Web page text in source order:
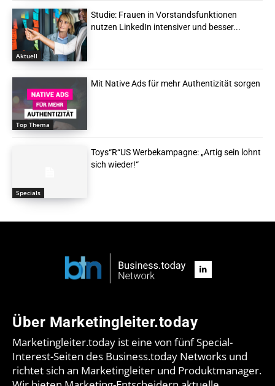
Aktuell
Studie: Frauen in Vorstandsfunktionen
nutzen LinkedIn intensiver und besser...
Top Thema
Mit Native Ads für mehr Authentizität sorgen
Specials
Toys“R“US Werbekampagne: „Artig sein lohnt
sich wieder!“
Über Marketingleiter.today
Marketingleiter.today ist eine von fünf Special-
Interest-Seiten des Business.today Networks und
richtet sich an Marketingleiter und Produktmanager.